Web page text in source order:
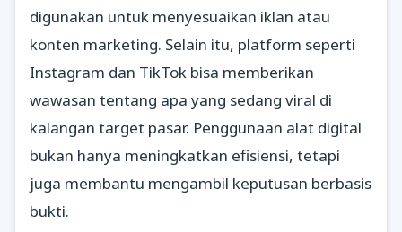
digunakan untuk menyesuaikan iklan atau
konten marketing. Selain itu, platform seperti
Instagram dan TikTok bisa memberikan
wawasan tentang apa yang sedang viral di
kalangan target pasar. Penggunaan alat digital
bukan hanya meningkatkan efisiensi, tetapi
juga membantu mengambil keputusan berbasis
bukti.